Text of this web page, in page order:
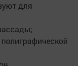
для